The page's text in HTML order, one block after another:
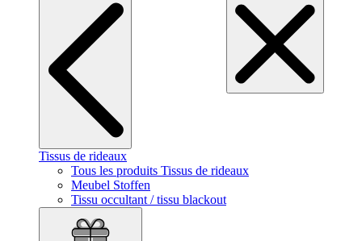
Tissus de rideaux
Tous les produits Tissus de rideaux
Meubel Stoffen
Tissu occultant / tissu blackout